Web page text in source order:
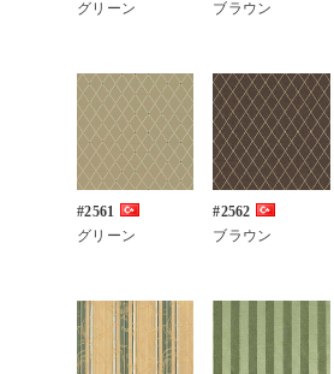
グリーン
ブラウン
#2561
グリーン
#2562
ブラウン